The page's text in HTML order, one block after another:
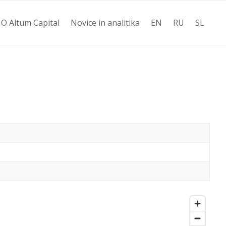
О Altum Capital Novice in analitika EN RU SL